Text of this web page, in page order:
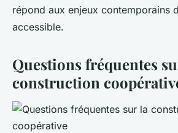
répond aux enjeux contemporains
accessible.
Questions fréquentes
construction